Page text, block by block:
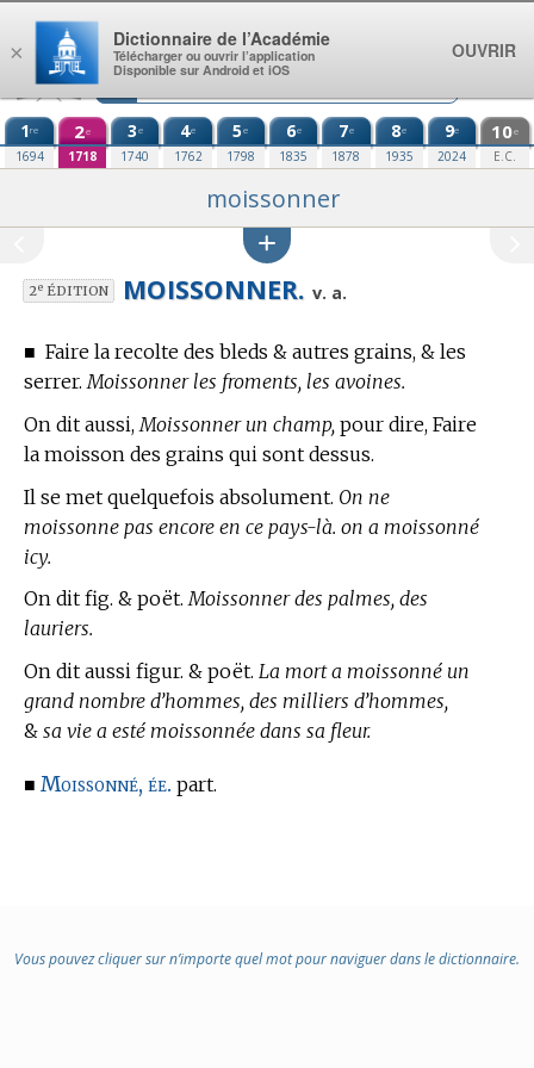
Aller au contenu
1re
1694
2e
1718
3e
1740
4e
1762
5e
1798
6e
1835
7e
1878
8e
1935
9e
2024
10e
E.C.
moissonner
2eÉDITION MOISSONNER. v. a.
■ Faire la recolte des bleds & autres grains, & les
serrer. Moissonner les froments, les avoines.
On dit aussi, Moissonner un champ, pour dire, Faire
la moisson des grains qui sont dessus.
Il se met quelquefois absolument. On ne
moissonne pas encore en ce pays-là. on a moissonné
icy.
On dit fig. & poët.Moissonner des palmes, des
lauriers.
On dit aussi figur. & poët. La mort a moissonné un
grand nombre d’hommes, des milliers d’hommes,
& sa vie a esté moissonnée dans sa fleur.
■ Moissonné, ée. part.
Vous pouvez cliquer sur n’importe quel mot pour naviguer dans le dictionnaire.
×
Dictionnaire de l’Académie
Télécharger ou ouvrir l’application
Disponible sur Android et iOS
OUVRIR